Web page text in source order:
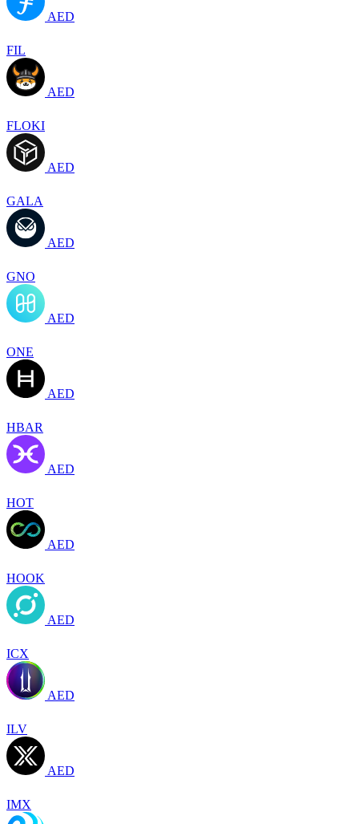
AED
FIL
AED
FLOKI
AED
GALA
AED
GNO
AED
ONE
AED
HBAR
AED
HOT
AED
HOOK
AED
ICX
AED
ILV
AED
IMX